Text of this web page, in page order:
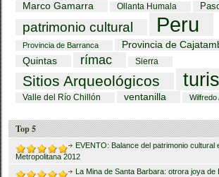
Marco Gamarra Ollanta Humala
patrimonio cultural Peru
Provincia de Barranca Provincia de
Quintas rímac Sierra
Sitios Arqueológicos
Valle del Río Chillón ventanilla Wilfredo
Top 5
EVENTO: Balance del patrimonio cultural
Metropolitana 2012
La Mina de Santa Barbara: otrora joya de